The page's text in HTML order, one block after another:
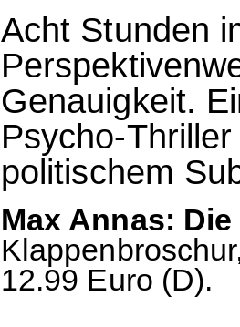
Acht Stunden
Genauigkeit.
Psycho-
politischem
Max Annas: Die
12.99 Euro (D).